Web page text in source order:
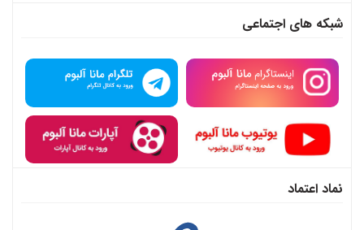
شبکه های اجتماعی
نماد اعتماد